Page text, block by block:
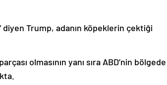
diyen Trump, adanın köpeklerin çektiği
olmasının yanı sıra ABD’nin bölgede